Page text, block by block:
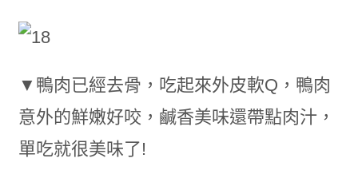
▼鴨肉已經去骨，吃起來外皮軟Q，鴨肉
意外的鮮嫩好咬，鹹香美味還帶點肉汁，
單吃就很美味了!